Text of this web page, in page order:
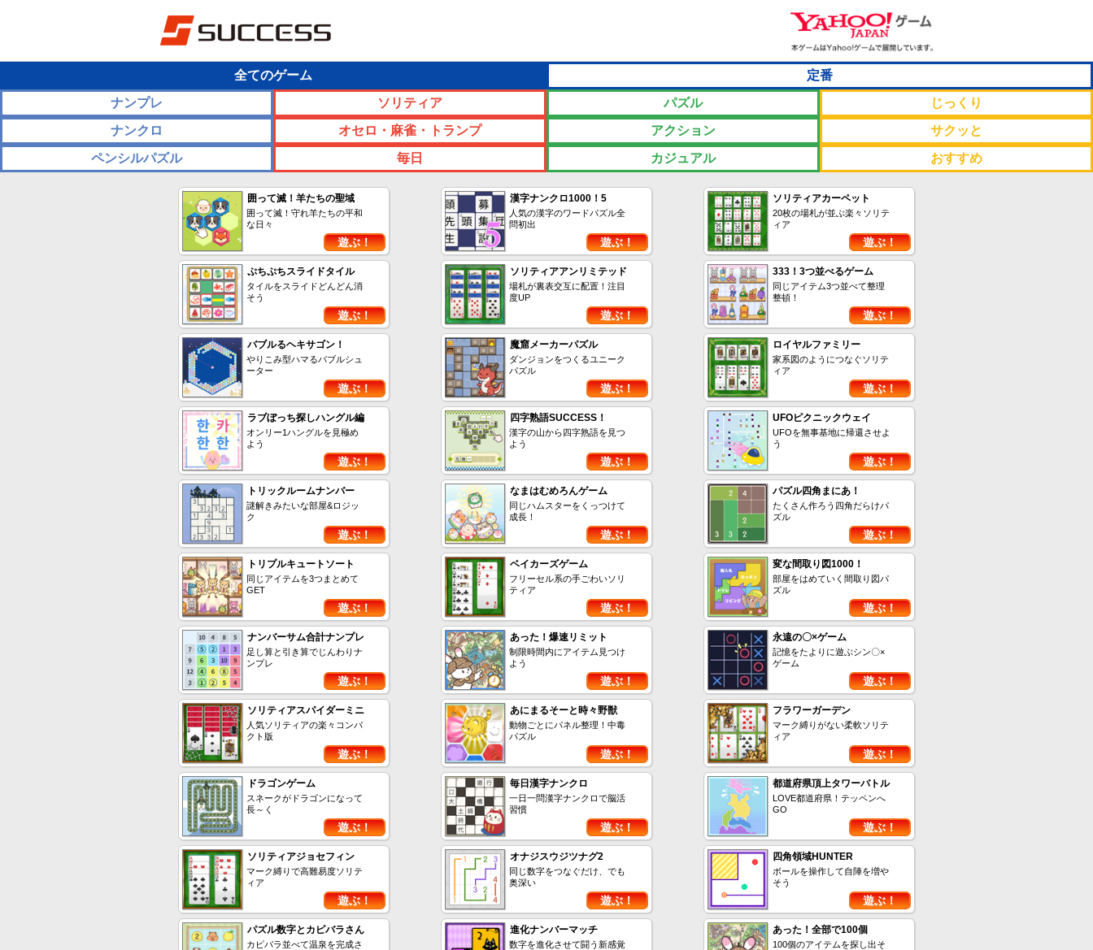
全てのゲーム
定番
ナンプレ
ソリティア パズル
じっくり
ナンクロ
オセロ・麻雀・トランプ アクション
サクッと
ペンシルパズル
毎日 カジュアル おすすめ
囲って滅！羊たちの聖域
囲って滅！守れ羊たちの平和
な日々
遊ぶ！
漢字ナンクロ1000！5
人気の漢字のワードパズル全
問初出
遊ぶ！
ソリティアカーペット
20枚の場札が並ぶ楽々ソリテ
ィア
遊ぶ！
ぷちぷちスライドタイル
タイルをスライドどんどん消
そう
遊ぶ！
ソリティアアンリミテッド
場札が裏表交互に配置！注目
度UP
遊ぶ！
333！3つ並べるゲーム
同じアイテム3つ並べて整理
整頓！
遊ぶ！
バブルるヘキサゴン！
やりこみ型ハマるバブルシュ
ーター
遊ぶ！
魔窟メーカーパズル
ダンジョンをつくるユニーク
パズル
遊ぶ！
ロイヤルファミリー
家系図のようにつなぐソリテ
ィア
遊ぶ！
ラブぼっち探しハングル編
オンリー1ハングルを見極め
よう
遊ぶ！
四字熟語SUCCESS！
漢字の山から四字熟語を見つ
よう
遊ぶ！
UFOピクニックウェイ
UFOを無事基地に帰還させよ
う
遊ぶ！
トリックルームナンバー
謎解きみたいな部屋&ロジッ
ク
遊ぶ！
なまはむめろんゲーム
同じハムスターをくっつけて
成長！
遊ぶ！
パズル四角まにあ！
たくさん作ろう四角だらけパ
ズル
遊ぶ！
トリプルキュートソート
同じアイテムを3つまとめて
GET
遊ぶ！
ベイカーズゲーム
フリーセル系の手ごわいソリ
ティア
遊ぶ！
変な間取り図1000！
部屋をはめていく間取り図パ
ズル
遊ぶ！
ナンバーサム合計ナンプレ
足し算と引き算でじんわりナ
ンプレ
遊ぶ！
あった！爆速リミット
制限時間内にアイテム見つけ
よう
遊ぶ！
永遠の〇×ゲーム
記憶をたよりに遊ぶシン〇×
ゲーム
遊ぶ！
ソリティアスパイダーミニ
人気ソリティアの楽々コンパ
クト版
遊ぶ！
あにまるそーと時々野獣
動物ごとにパネル整理！中毒
パズル
遊ぶ！
フラワーガーデン
マーク縛りがない柔軟ソリテ
ィア
遊ぶ！
ドラゴンゲーム
スネークがドラゴンになって
長～く
遊ぶ！
毎日漢字ナンクロ
一日一問漢字ナンクロで脳活
習慣
遊ぶ！
都道府県頂上タワーバトル
LOVE都道府県！テッペンへ
GO
遊ぶ！
ソリティアジョセフィン
マーク縛りで高難易度ソリテ
ィア
遊ぶ！
オナジスウジツナグ2
同じ数字をつなぐだけ、でも
奥深い
遊ぶ！
四角領域HUNTER
ボールを操作して自陣を増や
そう
遊ぶ！
パズル数字とカピバラさん
カピバラ並べて温泉を完成さ
進化ナンバーマッチ
数字を進化させて闘う新感覚
あった！全部で100個
100個のアイテムを探し出そ